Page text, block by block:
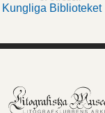
Kungliga Biblioteket